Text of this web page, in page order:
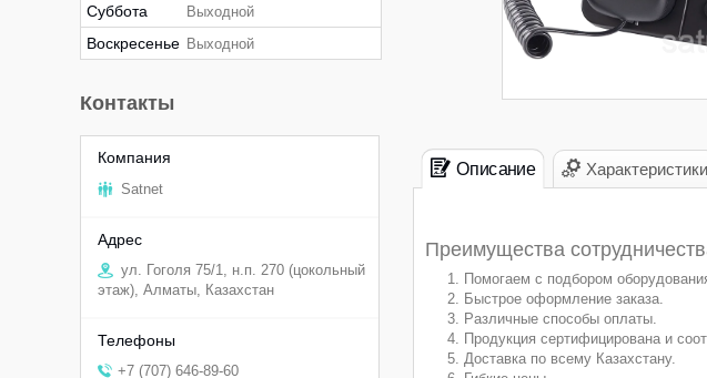
Описание Характеристики
Преимущества
Помогаем с подбором
Быстрое оформление заказа.
Различные способы оплаты.
Продукция сертифицирована и
Доставка по всему Казахстану.
Суббота Выходной
Воскресенье Выходной
Контакты
Satnet
ул. Гоголя 75/1, н.п. 270 (цокольный
этаж), Алматы, Казахстан
+7 (707) 646-89-60